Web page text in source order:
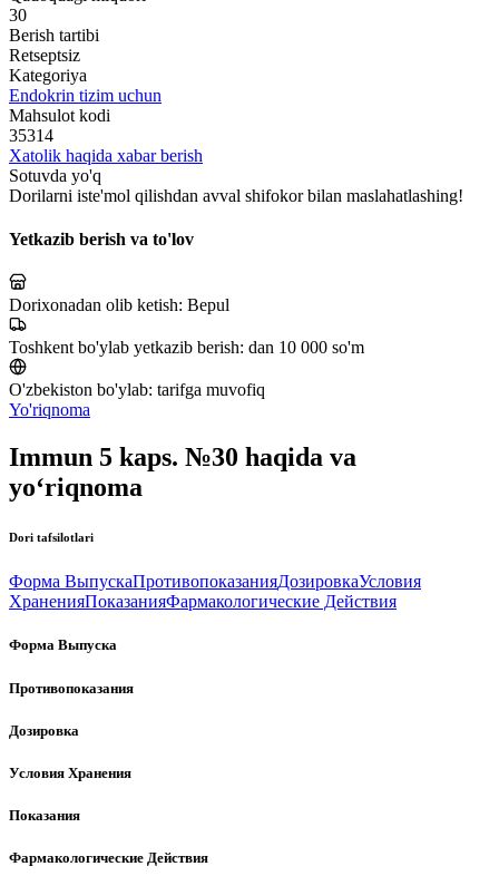
30
Berish tartibi
Retseptsiz
Kategoriya
Endokrin tizim uchun
Mahsulot kodi
35314
Xatolik haqida xabar berish
Sotuvda yo'q
Dorilarni iste'mol qilishdan avval shifokor bilan maslahatlashing!
Yetkazib berish va to'lov
Dorixonadan olib ketish: Bepul
Toshkent bo'ylab yetkazib berish: dan 10 000 so'm
O'zbekiston bo'ylab: tarifga muvofiq
Yo'riqnoma
Immun 5 kaps. №30 haqida va
yo‘riqnoma
Dori tafsilotlari
Форма ВыпускаПротивопоказанияДозировкаУсловия
ХраненияПоказанияФармакологические Действия
Форма Выпуска
Противопоказания
Дозировка
Условия Хранения
Показания
Фармакологические Действия